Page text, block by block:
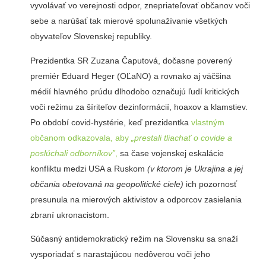
vyvolávať vo verejnosti odpor, znepriateľovať občanov voči
sebe a narúšať tak mierové spolunažívanie všetkých
obyvateľov Slovenskej republiky.
Prezidentka SR Zuzana Čaputová, dočasne poverený
premiér Eduard Heger (OĽaNO) a rovnako aj väčšina
médií hlavného prúdu dlhodobo označujú ľudí kritických
voči režimu za šíriteľov dezinformácií, hoaxov a klamstiev.
Po období covid-hystérie, keď prezidentka vlastným
občanom odkazovala, aby „prestali tliachať o covide a
poslúchali odborníkov”, sa čase vojenskej eskalácie
konfliktu medzi USA a Ruskom (v ktorom je Ukrajina a jej
občania obetovaná na geopolitické ciele) ich pozornosť
presunula na mierových aktivistov a odporcov zasielania
zbraní ukronacistom.
Súčasný antidemokratický režim na Slovensku sa snaží
vysporiadať s narastajúcou nedôverou voči jeho